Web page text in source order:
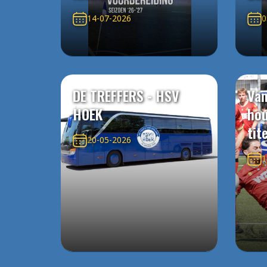
14-07-2026
DE TREFFERS - HSV
HOEK
20-05-2026